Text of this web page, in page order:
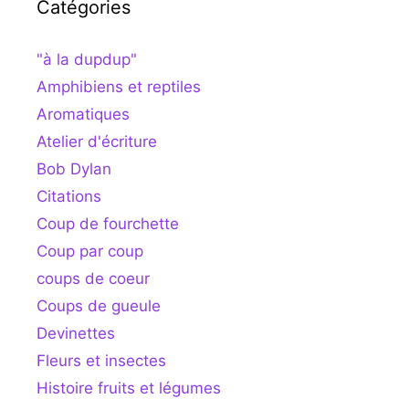
Catégories
"à la dupdup"
Amphibiens et reptiles
Aromatiques
Atelier d'écriture
Bob Dylan
Citations
Coup de fourchette
Coup par coup
coups de coeur
Coups de gueule
Devinettes
Fleurs et insectes
Histoire fruits et légumes